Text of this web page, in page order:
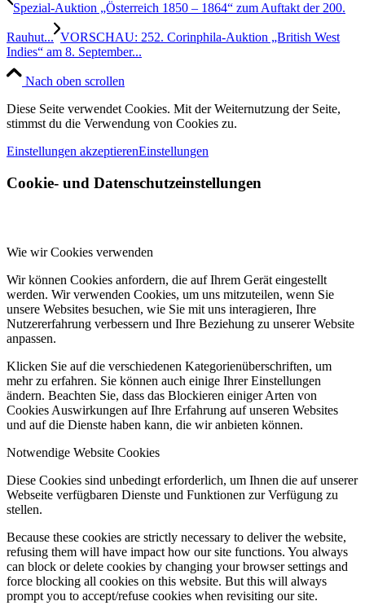
Spezial-Auktion „Österreich 1850 – 1864“ zum Auftakt der 200.
Rauhut... VORSCHAU: 252. Corinphila-Auktion „British West
Indies“ am 8. September...
Nach oben scrollen
Diese Seite verwendet Cookies. Mit der Weiternutzung der Seite,
stimmst du die Verwendung von Cookies zu.
Einstellungen akzeptierenEinstellungen
Cookie- und Datenschutzeinstellungen
Wie wir Cookies verwenden
Wir können Cookies anfordern, die auf Ihrem Gerät eingestellt
werden. Wir verwenden Cookies, um uns mitzuteilen, wenn Sie
unsere Websites besuchen, wie Sie mit uns interagieren, Ihre
Nutzererfahrung verbessern und Ihre Beziehung zu unserer Website
anpassen.
Klicken Sie auf die verschiedenen Kategorienüberschriften, um
mehr zu erfahren. Sie können auch einige Ihrer Einstellungen
ändern. Beachten Sie, dass das Blockieren einiger Arten von
Cookies Auswirkungen auf Ihre Erfahrung auf unseren Websites
und auf die Dienste haben kann, die wir anbieten können.
Notwendige Website Cookies
Diese Cookies sind unbedingt erforderlich, um Ihnen die auf unserer
Webseite verfügbaren Dienste und Funktionen zur Verfügung zu
stellen.
Because these cookies are strictly necessary to deliver the website,
refusing them will have impact how our site functions. You always
can block or delete cookies by changing your browser settings and
force blocking all cookies on this website. But this will always
prompt you to accept/refuse cookies when revisiting our site.